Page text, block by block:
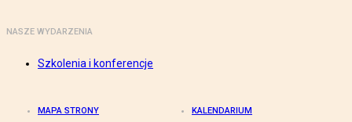
NASZE WYDARZENIA
Szkolenia i konferencje
MAPA STRONY KALENDARIUM